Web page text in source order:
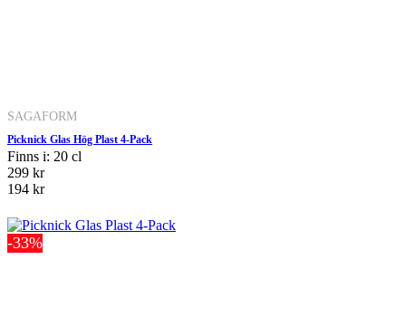
SAGAFORM
Picknick Glas Hög Plast 4-Pack
Finns i: 20 cl
299 kr
194 kr
-33%